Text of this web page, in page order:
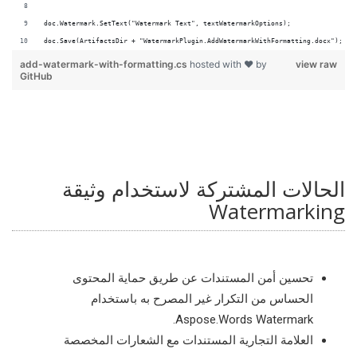
doc.Save(ArtifactsDir + "WatermarkPlugin.AddWatermarkWithFormatting.docx");
view raw
add-watermark-with-formatting.cs hosted with ❤ by
GitHub
الحالات المشتركة لاستخدام وثيقة
Watermarking
تحسين أمن المستندات عن طريق حماية المحتوى
الحساس من التكرار غير المصرح به باستخدام
Aspose.Words Watermark.
العلامة التجارية المستندات مع الشعارات المخصصة